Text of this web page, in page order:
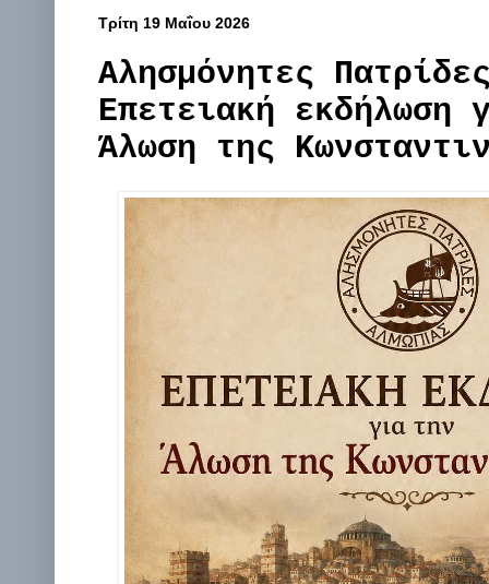
Τρίτη 19 Μαΐου 2026
Αλησμόνητες
Επετειακή εκδήλωση
Άλωση της